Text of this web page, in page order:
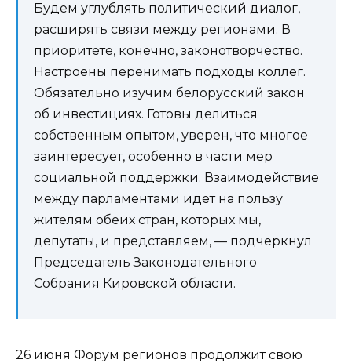
Будем углублять политический диалог,
расширять связи между регионами. В
приоритете, конечно, законотворчество.
Настроены перенимать подходы коллег.
Обязательно изучим белорусский закон
об инвестициях. Готовы делиться
собственным опытом, уверен, что многое
заинтересует, особенно в части мер
социальной поддержки. Взаимодействие
между парламентами идет на пользу
жителям обеих стран, которых мы,
депутаты, и представляем, — подчеркнул
Председатель Законодательного
Собрания Кировской области.
26 июня Форум регионов продолжит свою